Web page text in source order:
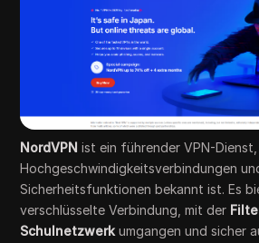
NordVPN ist ein führender VPN-
Hochgeschwindigkeitsverbindungen
Sicherheitsfunktionen bekannt ist. Es
verschlüsselte Verbindung, mit der
Schulnetzwerk umgangen und sicher